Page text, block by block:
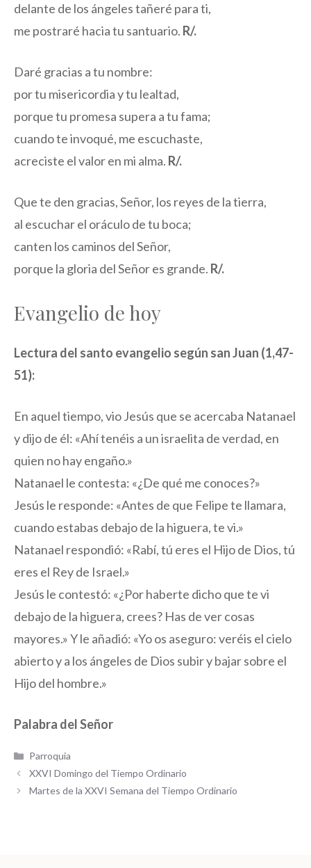
delante de los ángeles tañeré para ti,
me postraré hacia tu santuario. R/.
Daré gracias a tu nombre:
por tu misericordia y tu lealtad,
porque tu promesa supera a tu fama;
cuando te invoqué, me escuchaste,
acreciste el valor en mi alma. R/.
Que te den gracias, Señor, los reyes de la tierra,
al escuchar el oráculo de tu boca;
canten los caminos del Señor,
porque la gloria del Señor es grande. R/.
Evangelio de hoy
Lectura del santo evangelio según san Juan (1,47-
51):
En aquel tiempo, vio Jesús que se acercaba Natanael
y dijo de él: «Ahí tenéis a un israelita de verdad, en
quien no hay engaño.»
Natanael le contesta: «¿De qué me conoces?»
Jesús le responde: «Antes de que Felipe te llamara,
cuando estabas debajo de la higuera, te vi.»
Natanael respondió: «Rabí, tú eres el Hijo de Dios, tú
eres el Rey de Israel.»
Jesús le contestó: «¿Por haberte dicho que te vi
debajo de la higuera, crees? Has de ver cosas
mayores.» Y le añadió: «Yo os aseguro: veréis el cielo
abierto y a los ángeles de Dios subir y bajar sobre el
Hijo del hombre.»
Palabra del Señor
Categorías
Parroquia
XXVI Domingo del Tiempo Ordinario
Martes de la XXVI Semana del Tiempo Ordinario